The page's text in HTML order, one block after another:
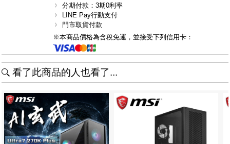
分期付款：3期0利率
LINE Pay行動支付
門市取貨付款
※本商品價格為含稅免運，並接受下列信用卡：
看了此商品的人也看了...